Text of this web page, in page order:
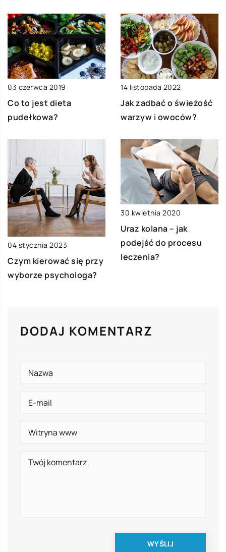
03 czerwca 2019
Co to jest dieta
pudełkowa?
14 listopada 2022
Jak zadbać o świeżość
warzyw i owoców?
04 stycznia 2023
Czym kierować się przy
wyborze psychologa?
30 kwietnia 2020
Uraz kolana – jak
podejść do procesu
leczenia?
DODAJ KOMENTARZ